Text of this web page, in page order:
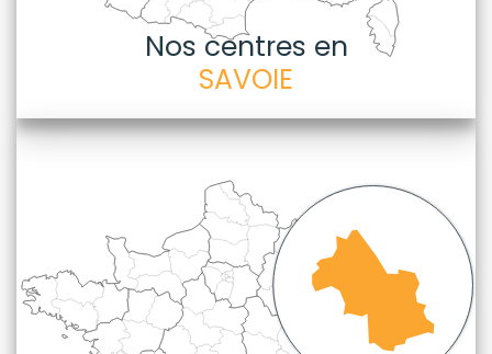
Nos centres en
SAVOIE